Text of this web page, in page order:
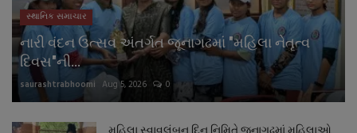
સ્થાનિક સમાચાર
નારી વંદન ઉત્સવ અંતર્ગત જૂનાગઢમાં "મહિલા નેતૃત્વ
દિવસ"ની...
saurashtrabhoomi Aug 5, 2026 0
મહિલા સ્વાવલંબન દિન નિમિતે જૂનાગઢમાં મહિલાઓ